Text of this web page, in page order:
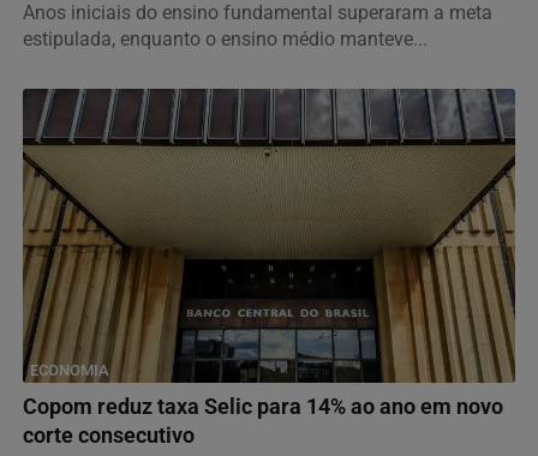
Anos iniciais do ensino fundamental superaram a meta
estipulada, enquanto o ensino médio manteve...
ECONOMIA
Copom reduz taxa Selic para 14% ao ano em novo
corte consecutivo